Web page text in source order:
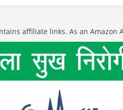
affiliate links. As an Amazon